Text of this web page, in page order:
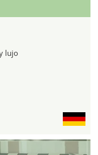
lujo